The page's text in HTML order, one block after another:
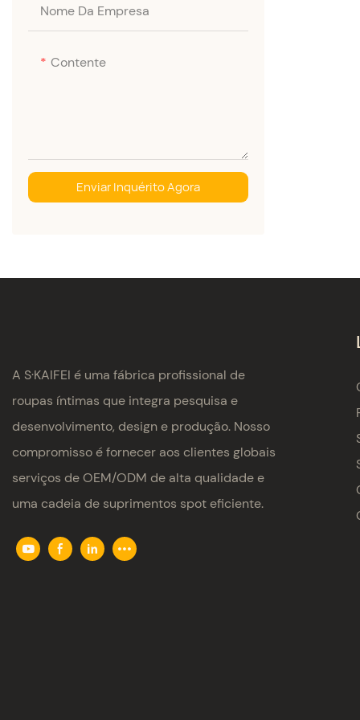
Nome Da Empresa
Contente
Enviar Inquérito Agora
A S·KAIFEI é uma fábrica profissional de
roupas íntimas que integra pesquisa e
desenvolvimento, design e produção. Nosso
compromisso é fornecer aos clientes globais
serviços de OEM/ODM de alta qualidade e
uma cadeia de suprimentos spot eficiente.